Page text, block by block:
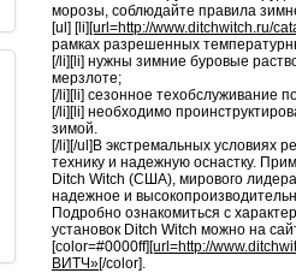
морозы, соблюдайте правила
[ul] [li][url=http://www.ditchwitch.ru/
рамках разрешенных
[/li][li] нужны зимние буровые
мерзлоте;
[/li][li] сезонное техобслуживание
[/li][li] необходимо
зимой.
[/li][/ul]В экстремальных условиях
технику и надежную оснастку.
Ditch Witch (США), мирового
надежное и
Подробно ознакомиться с
установок Ditch Witch можно на
[color=#0000ff][url=http://
ВИТЧ»[/color].